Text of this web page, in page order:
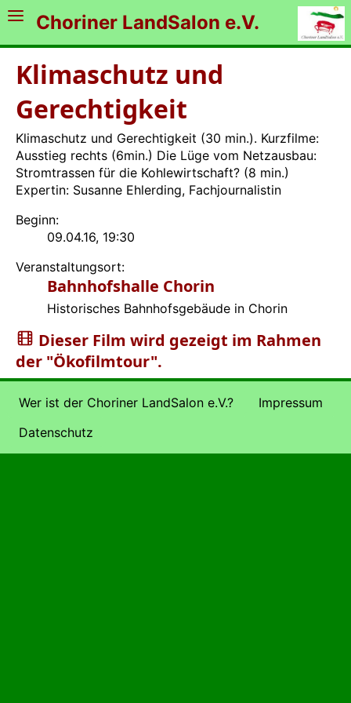
Choriner LandSalon e.V.
Klimaschutz und
Gerechtigkeit
Klimaschutz und Gerechtigkeit (30 min.). Kurzfilme:
Ausstieg rechts (6min.) Die Lüge vom Netzausbau:
Stromtrassen für die Kohlewirtschaft? (8 min.)
Expertin: Susanne Ehlerding, Fachjournalistin
Beginn:
09.04.16, 19:30
Veranstaltungsort:
Bahnhofshalle Chorin
Historisches Bahnhofsgebäude in Chorin
Dieser Film wird gezeigt im Rahmen
der "Ökofilmtour".
Wer ist der Choriner LandSalon e.V.?
Impressum
Datenschutz